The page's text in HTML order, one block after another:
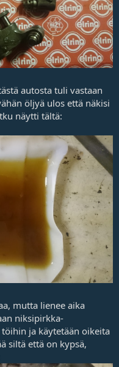
autosta tuli vastaan
öljyä ulos että näkisi
näytti tältä:
mutta lienee aika
niksipirkka-
ja käytetään oikeita
siltä että on kypsä,